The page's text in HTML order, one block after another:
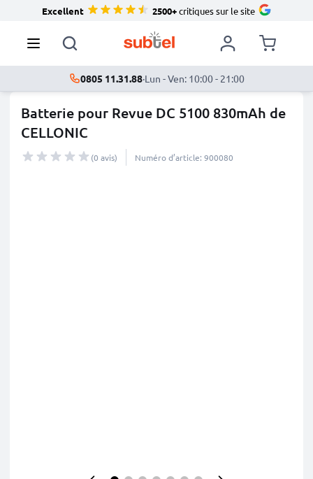
Excellent 2500+critiques sur le site
0805 11.31.88·Lun - Ven: 10:00 - 21:00
Batterie pour Revue DC 5100 830mAh de
CELLONIC
(0 avis) Numéro d’article: 900080